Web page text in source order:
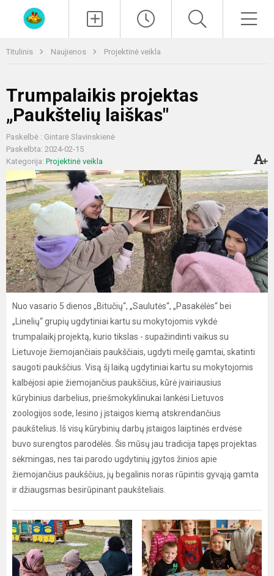
Titulinis Naujienos Projektinė veikla
Trumpalaikis projektas
„Paukštelių laiškas"
Paskelbė : Gintarė Slavinskienė
Paskelbta: 2024-02-15
Kategorija: Projektinė veikla
Nuo vasario 5 dienos „Bitučių“, „Saulutės“, „Pasakėlės“ bei
„Linelių“ grupių ugdytiniai kartu su mokytojomis vykdė
trumpalaikį projektą, kurio tikslas - supažindinti vaikus su
Lietuvoje žiemojančiais paukščiais, ugdyti meilę gamtai, skatinti
saugoti paukščius. Visą šį laiką ugdytiniai kartu su mokytojomis
kalbėjosi apie žiemojančius paukščius, kūrė įvairiausius
kūrybinius darbelius, priešmokyklinukai lankėsi Lietuvos
zoologijos sode, lesino į įstaigos kiemą atskrendančius
paukštelius. Iš visų kūrybinių darbų įstaigos laiptinės erdvėse
buvo surengtos parodėlės. Šis mūsų jau tradicija tapęs projektas
sėkmingas, nes tai parodo ugdytinių įgytos žinios apie
žiemojančius paukščius, jų begalinis noras rūpintis gyvąją gamta
ir džiaugsmas besirūpinant paukšteliais.